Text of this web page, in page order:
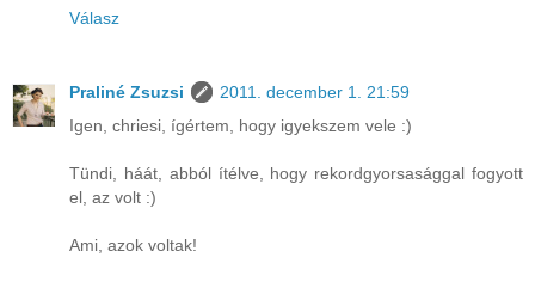
Válasz
Praliné Zsuzsi
2011. december 1. 21:59
Igen, chriesi, ígértem, hogy igyekszem vele :)
Tündi, háát, abból ítélve, hogy rekordgyorsasággal fogyott
el, az volt :)
Ami, azok voltak!